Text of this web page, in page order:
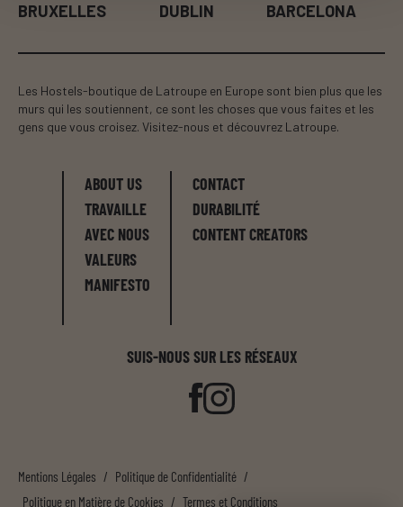
BRUXELLES DUBLIN BARCELONA
Les Hostels-boutique de Latroupe en Europe sont bien plus que les
murs qui les soutiennent, ce sont les choses que vous faites et les
gens que vous croisez. Visitez-nous et découvrez Latroupe.
ABOUT US
TRAVAILLE
AVEC NOUS
VALEURS
MANIFESTO
CONTACT
DURABILITÉ
CONTENT CREATORS
SUIS-NOUS SUR LES RÉSEAUX
Mentions Légales / Politique de Confidentialité /
Politique en Matière de Cookies / Termes et Conditions